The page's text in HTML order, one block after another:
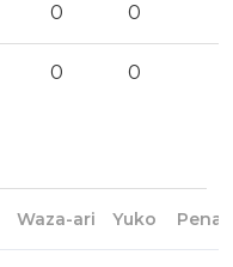
0 0
0 0
Waza-ari Yuko